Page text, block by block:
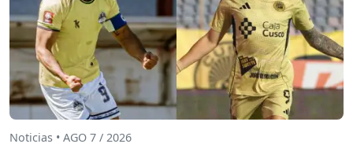
Noticias • AGO 7 / 2026